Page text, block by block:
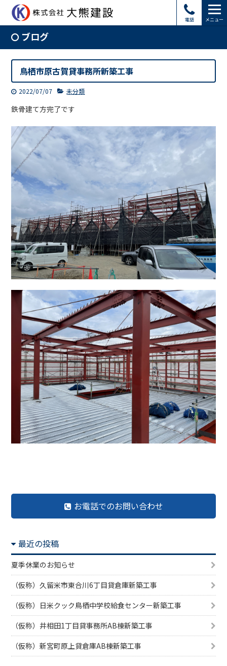
電話 メニュー
ブログ
鳥栖市原古賀貸事務所新築工事
2022/07/07 未分類
鉄骨建て方完了です
お電話でのお問い合わせ
最近の投稿
夏季休業のお知らせ
（仮称）久留米市東合川6丁目貸倉庫新築工事
（仮称）日米クック鳥栖中学校給食センター新築工事
（仮称）井相田1丁目貸事務所AB棟新築工事
（仮称）新宮町原上貸倉庫AB棟新築工事